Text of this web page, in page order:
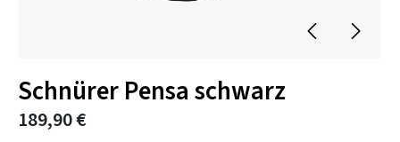
Schnürer Pensa schwarz
189,90 €